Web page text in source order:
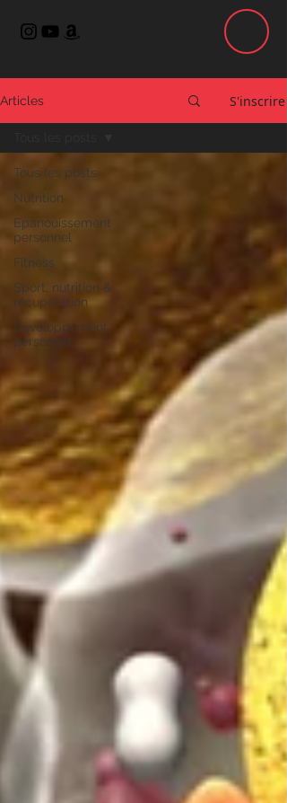
Articles S'inscrire
Tous les posts
Nutrition
Epanouissement
personnel
Fitness
Sport, nutrition &
récupération
Développement
personnel